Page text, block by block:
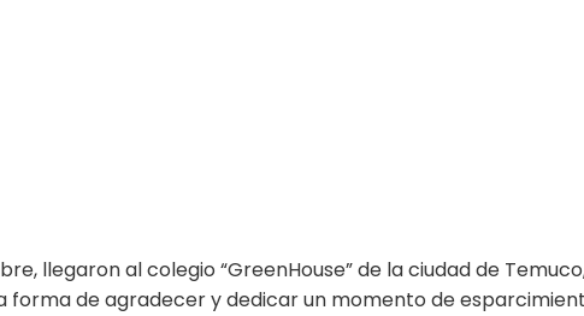
llegaron al colegio “GreenHouse” de la ciudad de
forma de agradecer y dedicar un momento de